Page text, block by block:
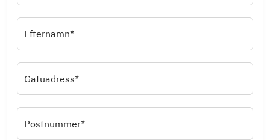
Efternamn*
Gatuadress*
Postnummer*